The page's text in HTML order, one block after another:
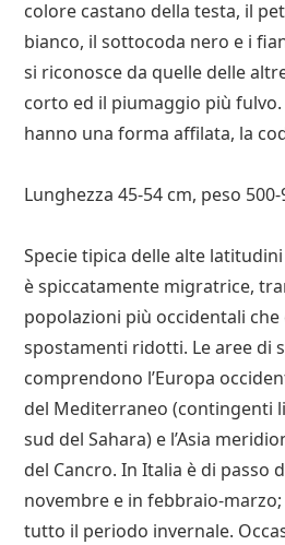
colore castano della testa, il
bianco, il sottocoda nero e i
si riconosce da quelle delle
corto ed il piumaggio più fulvo.
hanno una forma affilata, la
Lunghezza 45-54 cm, peso 500-
Specie tipica delle alte latitudini
è spiccatamente migratrice,
popolazioni più occidentali
spostamenti ridotti. Le aree di
comprendono l’Europa
del Mediterraneo (contingenti
sud del Sahara) e l’Asia
del Cancro. In Italia è di passo
novembre e in febbraio-
tutto il periodo invernale.